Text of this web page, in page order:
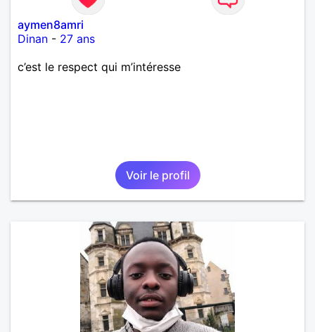
aymen8amri
Dinan - 27 ans
c’est le respect qui m’intéresse
Voir le profil